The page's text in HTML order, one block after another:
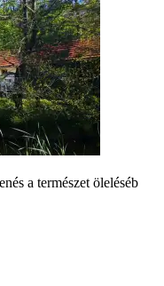
a természet öleléséb